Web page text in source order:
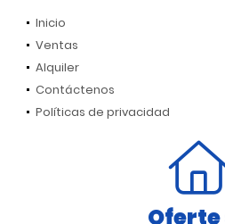
Inicio
Ventas
Alquiler
Contáctenos
Políticas de privacidad
Oferte